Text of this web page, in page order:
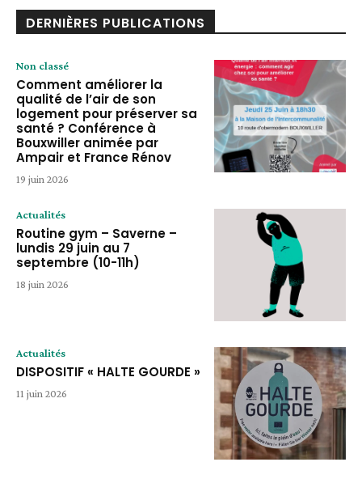
DERNIÈRES PUBLICATIONS
Non classé
Comment améliorer la
qualité de l’air de son
logement pour préserver sa
santé ? Conférence à
Bouxwiller animée par
Ampair et France Rénov
19 juin 2026
Actualités
Routine gym – Saverne –
lundis 29 juin au 7
septembre (10-11h)
18 juin 2026
Actualités
DISPOSITIF « HALTE GOURDE »
11 juin 2026